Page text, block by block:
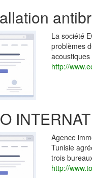
La société
problèmes
http://
Agence
Tunisie
trois
http://